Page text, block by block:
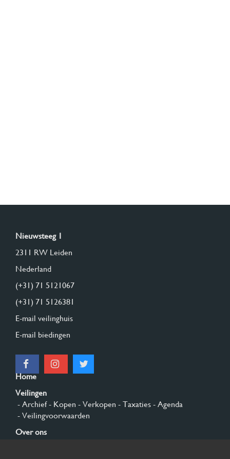
Nieuwsteeg 1
2311 RW Leiden
Nederland
(+31) 71 5121067
(+31) 71 5126381
E-mail veilinghuis
E-mail biedingen
Home
Veilingen
- Archief- Kopen - Verkopen - Taxaties - Agenda
- Veilingvoorwaarden
Over ons